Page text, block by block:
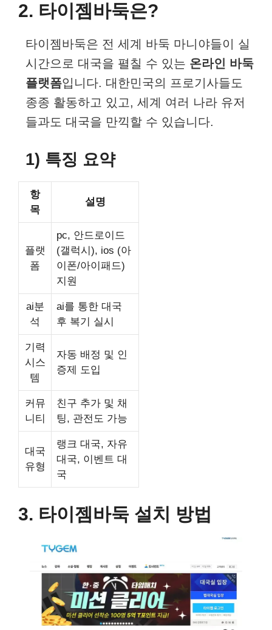
2. 타이젬바둑은?
타이젬바둑은 전 세계 바둑 마니야들이 실
시간으로 대국을 펼칠 수 있는 온라인 바둑
플랫폼입니다. 대한민국의 프로기사들도
종종 활동하고 있고, 세계 여러 나라 유저
들과도 대국을 만끽할 수 있습니다.
1) 특징 요약
항
목
설명
플랫
폼
pc, 안드로이드
(갤럭시), ios (아
이폰/아이패드)
지원
ai분
석
ai를 통한 대국
후 복기 실시
기력
시스
템
자동 배정 및 인
증제 도입
커뮤
니티
친구 추가 및 채
팅, 관전도 가능
대국
유형
랭크 대국, 자유
대국, 이벤트 대
국
3. 타이젬바둑 설치 방법